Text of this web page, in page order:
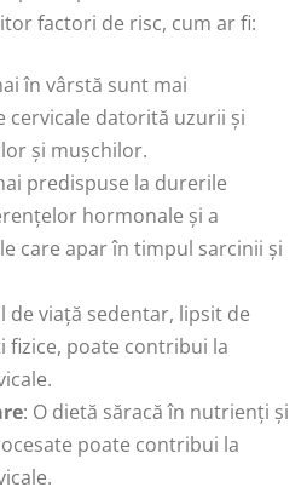
factori de risc, cum ar fi:
în vârstă sunt mai
cervicale datorită uzurii și
și mușchilor.
predispuse la durerile
hormonale și a
care apar în timpul sarcinii și
de viață sedentar, lipsit de
fizice, poate contribui la
: O dietă săracă în nutrienți și
poate contribui la